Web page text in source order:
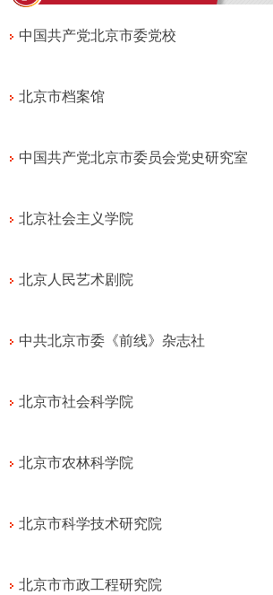
中国共产党北京市委党校
北京市档案馆
中国共产党北京市委员会党史研究室
北京社会主义学院
北京人民艺术剧院
中共北京市委《前线》杂志社
北京市社会科学院
北京市农林科学院
北京市科学技术研究院
北京市市政工程研究院